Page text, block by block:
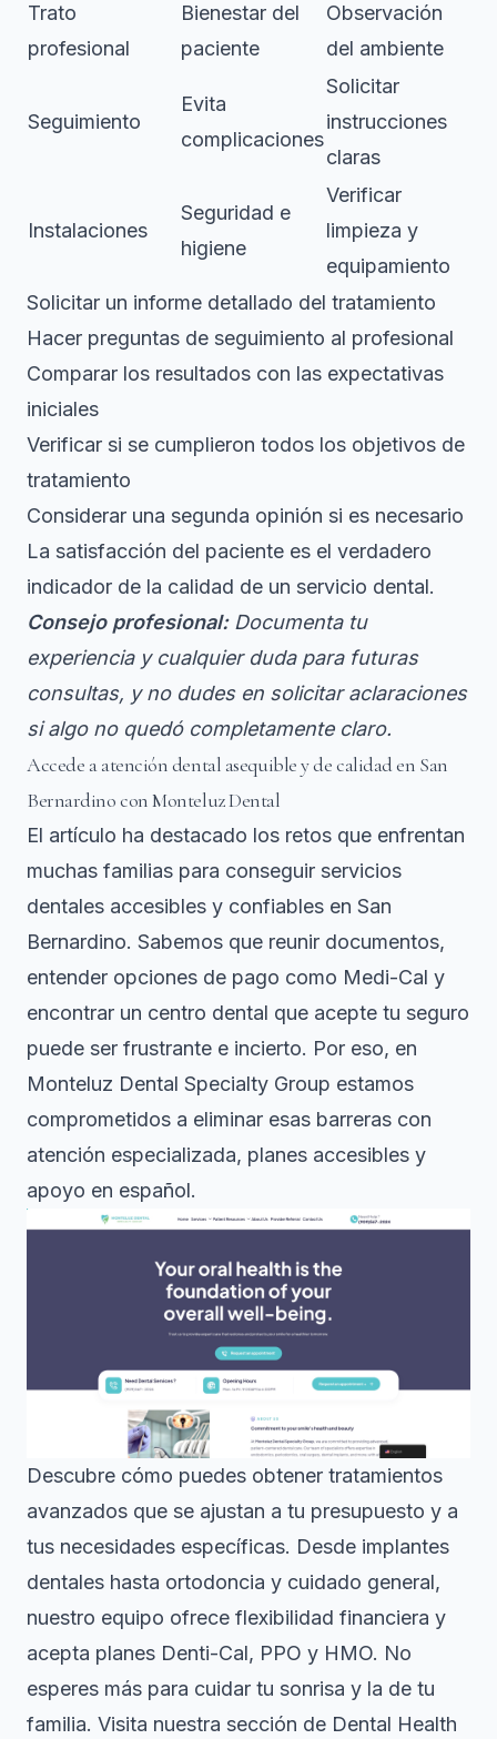
Trato
profesional
Bienestar del
paciente
Observación
del ambiente
Seguimiento
Evita
complicaciones
Solicitar
instrucciones
claras
Instalaciones
Seguridad e
higiene
Verificar
limpieza y
equipamiento
Solicitar un informe detallado del tratamiento
Hacer preguntas de seguimiento al profesional
Comparar los resultados con las expectativas
iniciales
Verificar si se cumplieron todos los objetivos de
tratamiento
Considerar una segunda opinión si es necesario
La satisfacción del paciente es el verdadero
indicador de la calidad de un servicio dental.
Consejo profesional: Documenta tu
experiencia y cualquier duda para futuras
consultas, y no dudes en solicitar aclaraciones
si algo no quedó completamente claro.
Accede a atención dental asequible y de calidad en San
Bernardino con Monteluz Dental
El artículo ha destacado los retos que enfrentan
muchas familias para conseguir servicios
dentales accesibles y confiables en San
Bernardino. Sabemos que reunir documentos,
entender opciones de pago como Medi-Cal y
encontrar un centro dental que acepte tu seguro
puede ser frustrante e incierto. Por eso, en
Monteluz Dental Specialty Group estamos
comprometidos a eliminar esas barreras con
atención especializada, planes accesibles y
apoyo en español.
Descubre cómo puedes obtener tratamientos
avanzados que se ajustan a tu presupuesto y a
tus necesidades específicas. Desde implantes
dentales hasta ortodoncia y cuidado general,
nuestro equipo ofrece flexibilidad financiera y
acepta planes Denti-Cal, PPO y HMO. No
esperes más para cuidar tu sonrisa y la de tu
familia. Visita nuestra sección de Dental Health